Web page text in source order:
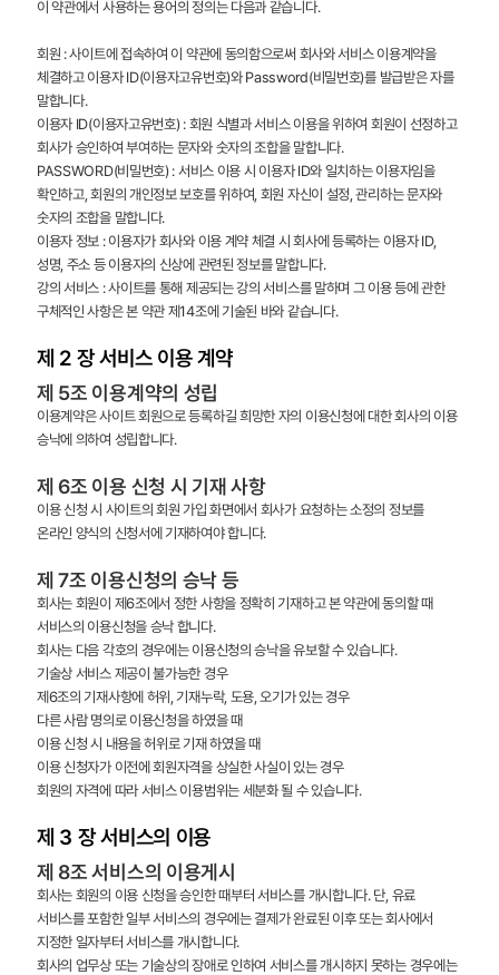
이 약관에서 사용하는 용어의 정의는 다음과 같습니다.
회원 : 사이트에 접속하여 이 약관에 동의함으로써 회사와 서비스 이용계약을
체결하고 이용자 ID(이용자고유번호)와 Password(비밀번호)를 발급받은 자를
말합니다.
이용자 ID(이용자고유번호) : 회원 식별과 서비스 이용을 위하여 회원이 선정하고
회사가 승인하여 부여하는 문자와 숫자의 조합을 말합니다.
PASSWORD(비밀번호) : 서비스 이용 시 이용자 ID와 일치하는 이용자임을
확인하고, 회원의 개인정보 보호를 위하여, 회원 자신이 설정, 관리하는 문자와
숫자의 조합을 말합니다.
이용자 정보 : 이용자가 회사와 이용 계약 체결 시 회사에 등록하는 이용자 ID,
성명, 주소 등 이용자의 신상에 관련된 정보를 말합니다.
강의 서비스 : 사이트를 통해 제공되는 강의 서비스를 말하며 그 이용 등에 관한
구체적인 사항은 본 약관 제14조에 기술된 바와 같습니다.
제 2 장 서비스 이용 계약
제 5조 이용계약의 성립
이용계약은 사이트 회원으로 등록하길 희망한 자의 이용신청에 대한 회사의 이용
승낙에 의하여 성립합니다.
제 6조 이용 신청 시 기재 사항
이용 신청 시 사이트의 회원 가입 화면에서 회사가 요청하는 소정의 정보를
온라인 양식의 신청서에 기재하여야 합니다.
제 7조 이용신청의 승낙 등
회사는 회원이 제6조에서 정한 사항을 정확히 기재하고 본 약관에 동의할 때
서비스의 이용신청을 승낙 합니다.
회사는 다음 각호의 경우에는 이용신청의 승낙을 유보할 수 있습니다.
기술상 서비스 제공이 불가능한 경우
제6조의 기재사항에 허위, 기재누락, 도용, 오기가 있는 경우
다른 사람 명의로 이용신청을 하였을 때
이용 신청 시 내용을 허위로 기재 하였을 때
이용 신청자가 이전에 회원자격을 상실한 사실이 있는 경우
회원의 자격에 따라 서비스 이용범위는 세분화 될 수 있습니다.
제 3 장 서비스의 이용
제 8조 서비스의 이용게시
회사는 회원의 이용 신청을 승인한 때부터 서비스를 개시합니다. 단, 유료
서비스를 포함한 일부 서비스의 경우에는 결제가 완료된 이후 또는 회사에서
지정한 일자부터 서비스를 개시합니다.
회사의 업무상 또는 기술상의 장애로 인하여 서비스를 개시하지 못하는 경우에는